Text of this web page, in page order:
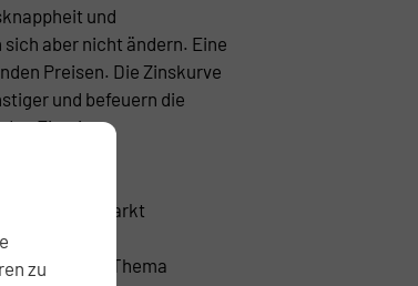
und
aber nicht ändern. Eine
Preisen. Die Zinskurve
und befeuern die
Einstieg
bremsen Markt
dass das Thema
zu